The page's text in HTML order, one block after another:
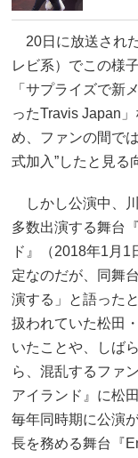
20日に放送され
レビ系）でこの様
「サプライズで新
ったTravis Japan
め、ファンの間で
式加入”したと見る
しかし公演中、
多数出演する舞台
ド』（2018年1月
定なのだが、同舞
演する」と語った
扱われていた松田
いたことや、しば
ら、混乱するファ
アイランド』に松
毎年同時期に公演
長を務める舞台『